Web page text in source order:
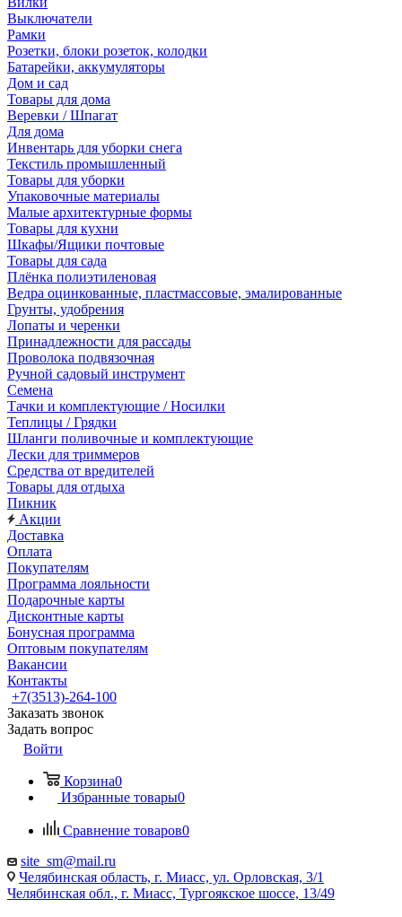
Выключатели
Рамки
Розетки, блоки розеток, колодки
Батарейки, аккумуляторы
Дом и сад
Товары для дома
Веревки / Шпагат
Для дома
Инвентарь для уборки снега
Текстиль промышленный
Товары для уборки
Упаковочные материалы
Малые архитектурные формы
Товары для кухни
Шкафы/Ящики почтовые
Товары для сада
Плёнка полиэтиленовая
Ведра оцинкованные, пластмассовые, эмалированные
Грунты, удобрения
Лопаты и черенки
Принадлежности для рассады
Проволока подвязочная
Ручной садовый инструмент
Семена
Тачки и комплектующие / Носилки
Теплицы / Грядки
Шланги поливочные и комплектующие
Лески для триммеров
Средства от вредителей
Товары для отдыха
Пикник
Акции
Доставка
Оплата
Покупателям
Программа лояльности
Подарочные карты
Дисконтные карты
Бонусная программа
Оптовым покупателям
Вакансии
Контакты
+7(3513)-264-100
Заказать звонок
Задать вопрос
Войти
Корзина0
Избранные товары0
Сравнение товаров0
site_sm@mail.ru
Челябинская область, г. Миасс, ул. Орловская, 3/1
Челябинская обл., г. Миасс, Тургоякское шоссе, 13/49